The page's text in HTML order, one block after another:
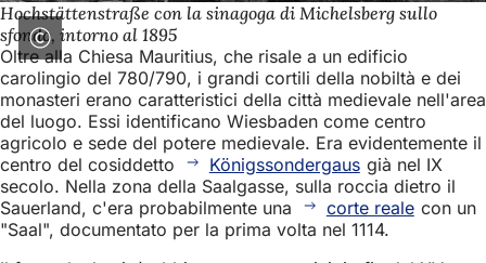
Hochstättenstraße con la sinagoga di Michelsberg sullo
sfondo, intorno al 1895
Oltre alla Chiesa Mauritius, che risale a un edificio
carolingio del 780/790, i grandi cortili della nobiltà e dei
monasteri erano caratteristici della città medievale nell'area
del luogo. Essi identificano Wiesbaden come centro
agricolo e sede del potere medievale. Era evidentemente il
centro del cosiddetto
Königssondergaus già nel IX
secolo. Nella zona della Saalgasse, sulla roccia dietro il
Sauerland, c'era probabilmente una
corte reale con un
"Saal", documentato per la prima volta nel 1114.